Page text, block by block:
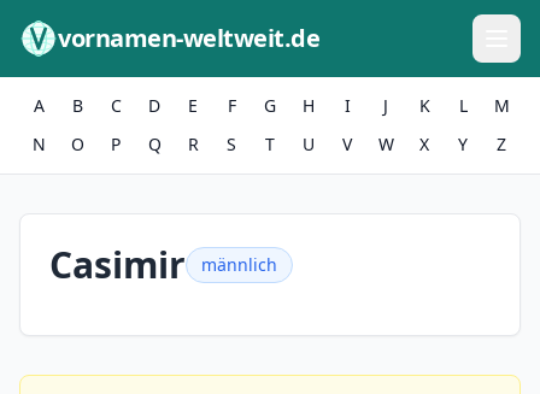
vornamen-weltweit.de
A B C D E F G H I J K L
M
N
O P Q R S T U V W X Y Z
Casimir männlich